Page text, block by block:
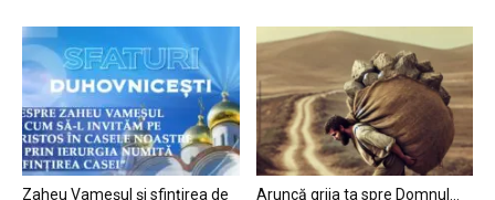
Zaheu Vameșul și sfințirea de Aruncă grija ta spre Domnul…